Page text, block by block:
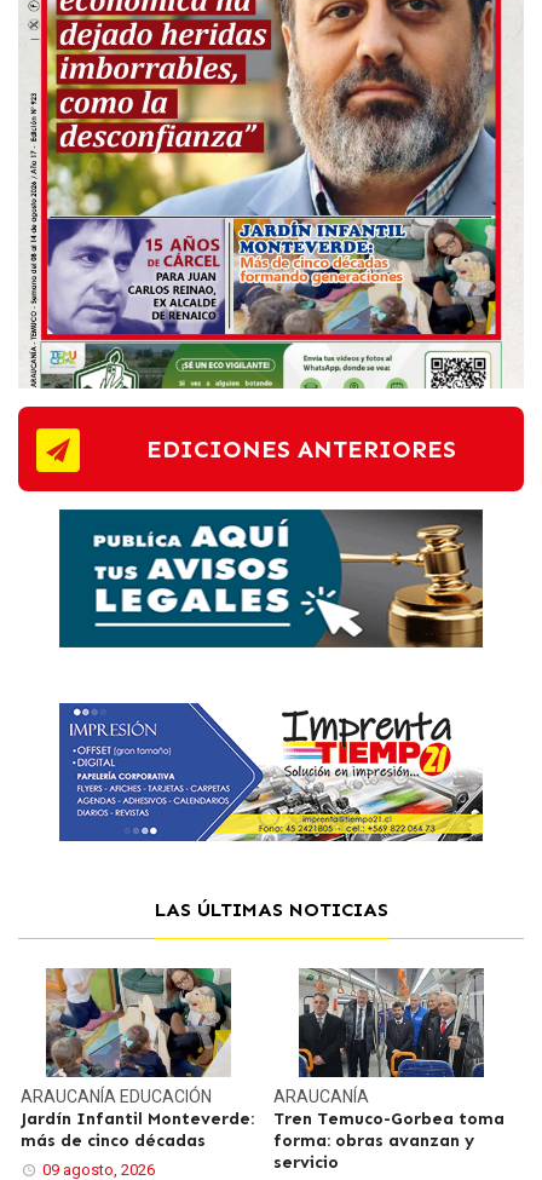
EDICIONES ANTERIORES
LAS ÚLTIMAS NOTICIAS
ARAUCANÍA EDUCACIÓN
Jardín Infantil Monteverde:
más de cinco décadas
09 agosto, 2026
ARAUCANÍA
Tren Temuco-Gorbea toma
forma: obras avanzan y
servicio